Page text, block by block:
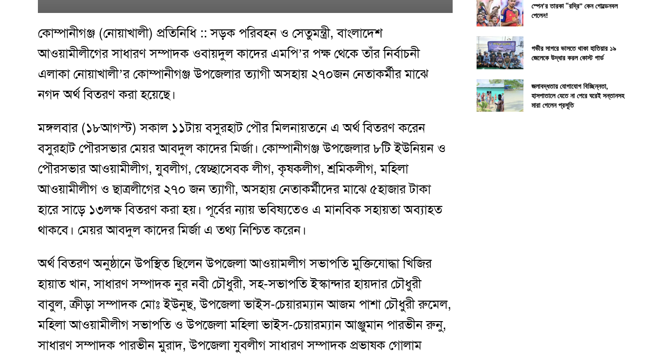
কোম্পানীগঞ্জ (নোয়াখালী) প্রতিনিধি :: সড়ক পরিবহন ও সেতুমন্ত্রী, বাংলাদেশ
আওয়ামীলীগের সাধারণ সম্পাদক ওবায়দুল কাদের এমপি’র পক্ষ থেকে তাঁর নির্বাচনী
এলাকা নোয়াখালী’র কোম্পানীগঞ্জ উপজেলার ত্যাগী অসহায় ২৭০জন নেতাকর্মীর মাঝে
নগদ অর্থ বিতরণ করা হয়েছে।
মঙ্গলবার (১৮আগস্ট) সকাল ১১টায় বসুরহাট পৌর মিলনায়তনে এ অর্থ বিতরণ করেন
বসুরহাট পৌরসভার মেয়র আবদুল কাদের মির্জা। কোম্পানীগঞ্জ উপজেলার ৮টি ইউনিয়ন ও
পৌরসভার আওয়ামীলীগ, যুবলীগ, স্বেচ্ছাসেবক লীগ, কৃষকলীগ, শ্রমিকলীগ, মহিলা
আওয়ামীলীগ ও ছাত্রলীগের ২৭০ জন ত্যাগী, অসহায় নেতাকর্মীদের মাঝে ৫হাজার টাকা
হারে সাড়ে ১৩লক্ষ বিতরণ করা হয়। পূর্বের ন্যায় ভবিষ্যতেও এ মানবিক সহায়তা অব্যাহত
থাকবে। মেয়র আবদুল কাদের মির্জা এ তথ্য নিশ্চিত করেন।
অর্থ বিতরণ অনুষ্ঠানে উপস্থিত ছিলেন উপজেলা আওয়ামলীগ সভাপতি মুক্তিযোদ্ধা খিজির
হায়াত খান, সাধারণ সম্পাদক নুর নবী চৌধুরী, সহ-সভাপতি ইস্কান্দার হায়দার চৌধুরী
বাবুল, ক্রীড়া সম্পাদক মোঃ ইউনুছ, উপজেলা ভাইস-চেয়ারম্যান আজম পাশা চৌধুরী রুমেল,
মহিলা আওয়ামীলীগ সভাপতি ও উপজেলা মহিলা ভাইস-চেয়ারম্যান আঞ্জুমান পারভীন রুনু,
সাধারণ সম্পাদক পারভীন মুরাদ, উপজেলা যুবলীগ সাধারণ সম্পাদক প্রভাষক গোলাম
স্পেন’র তারকা “রদ্রি” কেন গোল্ডেনবল
পেলেন!
গভীর সাগরে ভাসতে থাকা হাতিয়ার ১৯
জেলেকে উদ্ধার করল কোস্ট গার্ড
জলাবদ্ধতায় যোগাযোগ বিচ্ছিন্নতা,
হাসপাতালে যেতে না পেরে ঘরেই সন্তানসহ
মারা গেলেন প্রসূতি